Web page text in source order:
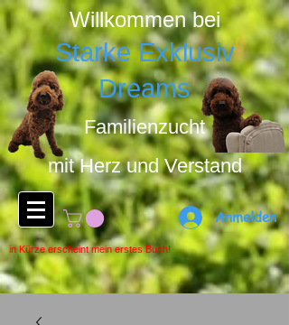
Willkommen bei
Starke Exklusiv
Dreams
Familienzucht
mit Herz und Verstand
Anmelden
in Kürze erscheint mein erstes Buch!